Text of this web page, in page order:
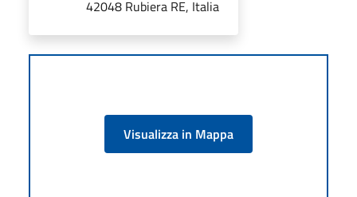
42048 Rubiera RE, Italia
Visualizza in Mappa